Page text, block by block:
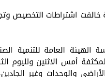
خالفت اشتراطات التخصيص
الهيئة العامة للتنمية
أمس الاثنين ولليوم